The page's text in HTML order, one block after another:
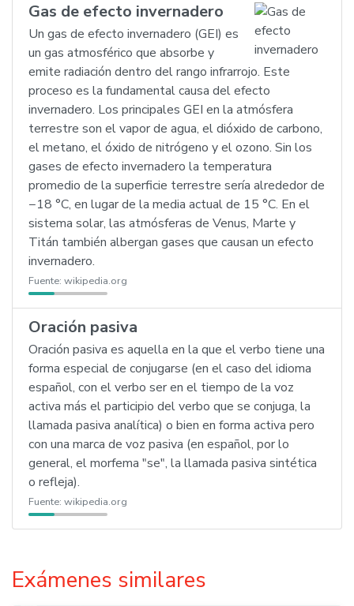
Gas de efecto invernadero
Un gas de efecto invernadero (GEI) es
un gas atmosférico que absorbe y
emite radiación dentro del rango infrarrojo. Este
proceso es la fundamental causa del efecto
invernadero. Los principales GEI en la atmósfera
terrestre son el vapor de agua, el dióxido de carbono,
el metano, el óxido de nitrógeno y el ozono. Sin los
gases de efecto invernadero la temperatura
promedio de la superficie terrestre sería alrededor de
−18 °C, en lugar de la media actual de 15 °C. En el
sistema solar, las atmósferas de Venus, Marte y
Titán también albergan gases que causan un efecto
invernadero.
Fuente: wikipedia.org
Oración pasiva
Oración pasiva es aquella en la que el verbo tiene una
forma especial de conjugarse (en el caso del idioma
español, con el verbo ser en el tiempo de la voz
activa más el participio del verbo que se conjuga, la
llamada pasiva analítica) o bien en forma activa pero
con una marca de voz pasiva (en español, por lo
general, el morfema "se", la llamada pasiva sintética
o refleja).
Fuente: wikipedia.org
Exámenes similares